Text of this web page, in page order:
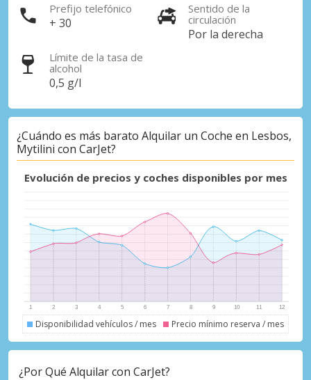
Descuentos especiales
Accede a ofertas exclusivas de nuestros
Iniciar sesión con eLink
Prefijo telefónico
+ 30
Sentido de la
circulación
Por la derecha
Límite de la tasa de
alcohol
0,5 g/l
¿Cuándo es más barato Alquilar un Coche en Lesbos,
Mytilini con CarJet?
Evolución de precios y coches disponibles por mes
Disponibilidad vehículos / mes Precio mínimo reserva / mes
¿Por Qué Alquilar con CarJet?